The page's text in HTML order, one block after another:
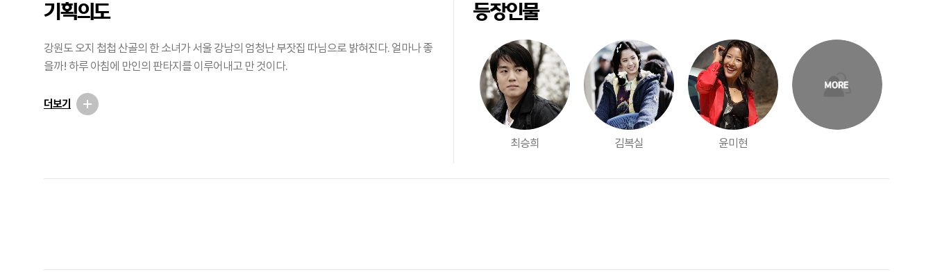
기획의도
강원도 오지 첩첩 산골의 한 소녀가 서울 강남의 엄청난 부잣집 따님으로 밝혀진다. 얼마나 좋
을까! 하루 아침에 만인의 판타지를 이루어내고 만 것이다.
더보기
등장인물
최승희 김복실 윤미현